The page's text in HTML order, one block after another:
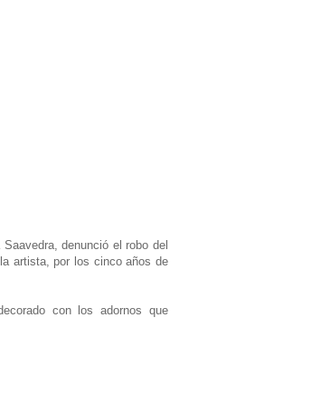
denunció el robo del
artista, por los cinco años de
con los adornos que